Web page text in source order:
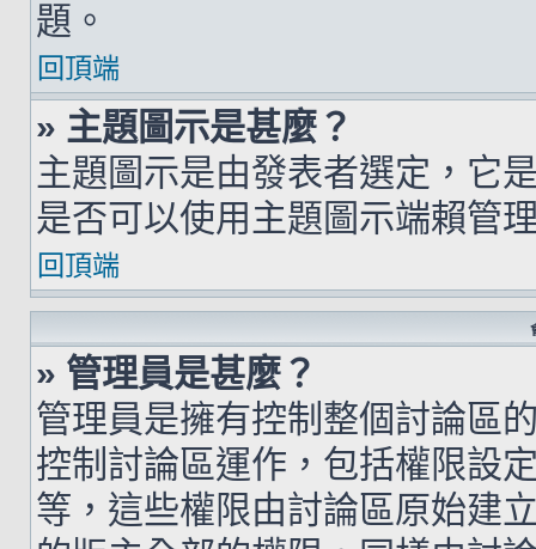
題。
回頂端
» 主題圖示是甚麼？
主題圖示是由發表者選定，它
是否可以使用主題圖示端賴管
回頂端
» 管理員是甚麼？
管理員是擁有控制整個討論區
控制討論區運作，包括權限設
等，這些權限由討論區原始建